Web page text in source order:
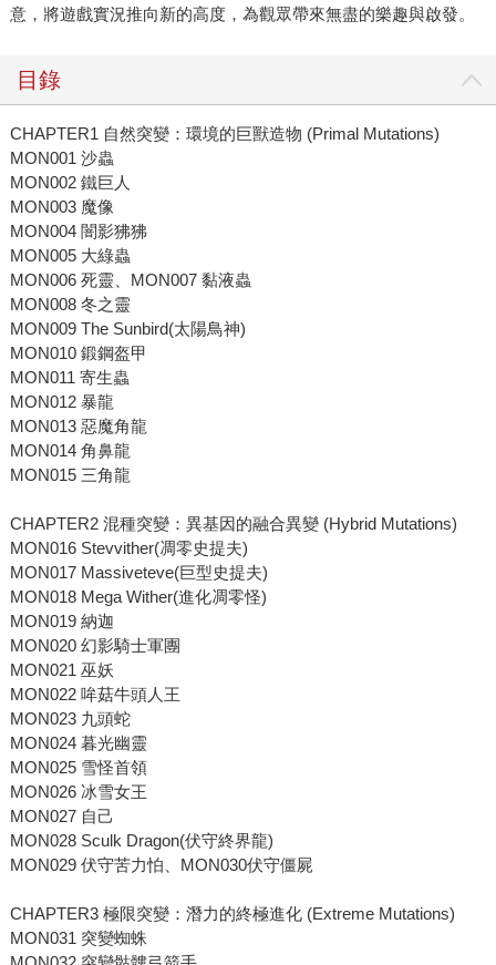
意，將遊戲實況推向新的高度，為觀眾帶來無盡的樂趣與啟發。
目錄
CHAPTER1 自然突變：環境的巨獸造物 (Primal Mutations)
MON001 沙蟲
MON002 鐵巨人
MON003 魔像
MON004 闇影狒狒
MON005 大綠蟲
MON006 死靈、MON007 黏液蟲
MON008 冬之靈
MON009 The Sunbird(太陽鳥神)
MON010 鍛鋼盔甲
MON011 寄生蟲
MON012 暴龍
MON013 惡魔角龍
MON014 角鼻龍
MON015 三角龍
CHAPTER2 混種突變：異基因的融合異變 (Hybrid Mutations)
MON016 Stevvither(凋零史提夫)
MON017 Massiveteve(巨型史提夫)
MON018 Mega Wither(進化凋零怪)
MON019 納迦
MON020 幻影騎士軍團
MON021 巫妖
MON022 哞菇牛頭人王
MON023 九頭蛇
MON024 暮光幽靈
MON025 雪怪首領
MON026 冰雪女王
MON027 自己
MON028 Sculk Dragon(伏守終界龍)
MON029 伏守苦力怕、MON030伏守僵屍
CHAPTER3 極限突變：潛力的終極進化 (Extreme Mutations)
MON031 突變蜘蛛